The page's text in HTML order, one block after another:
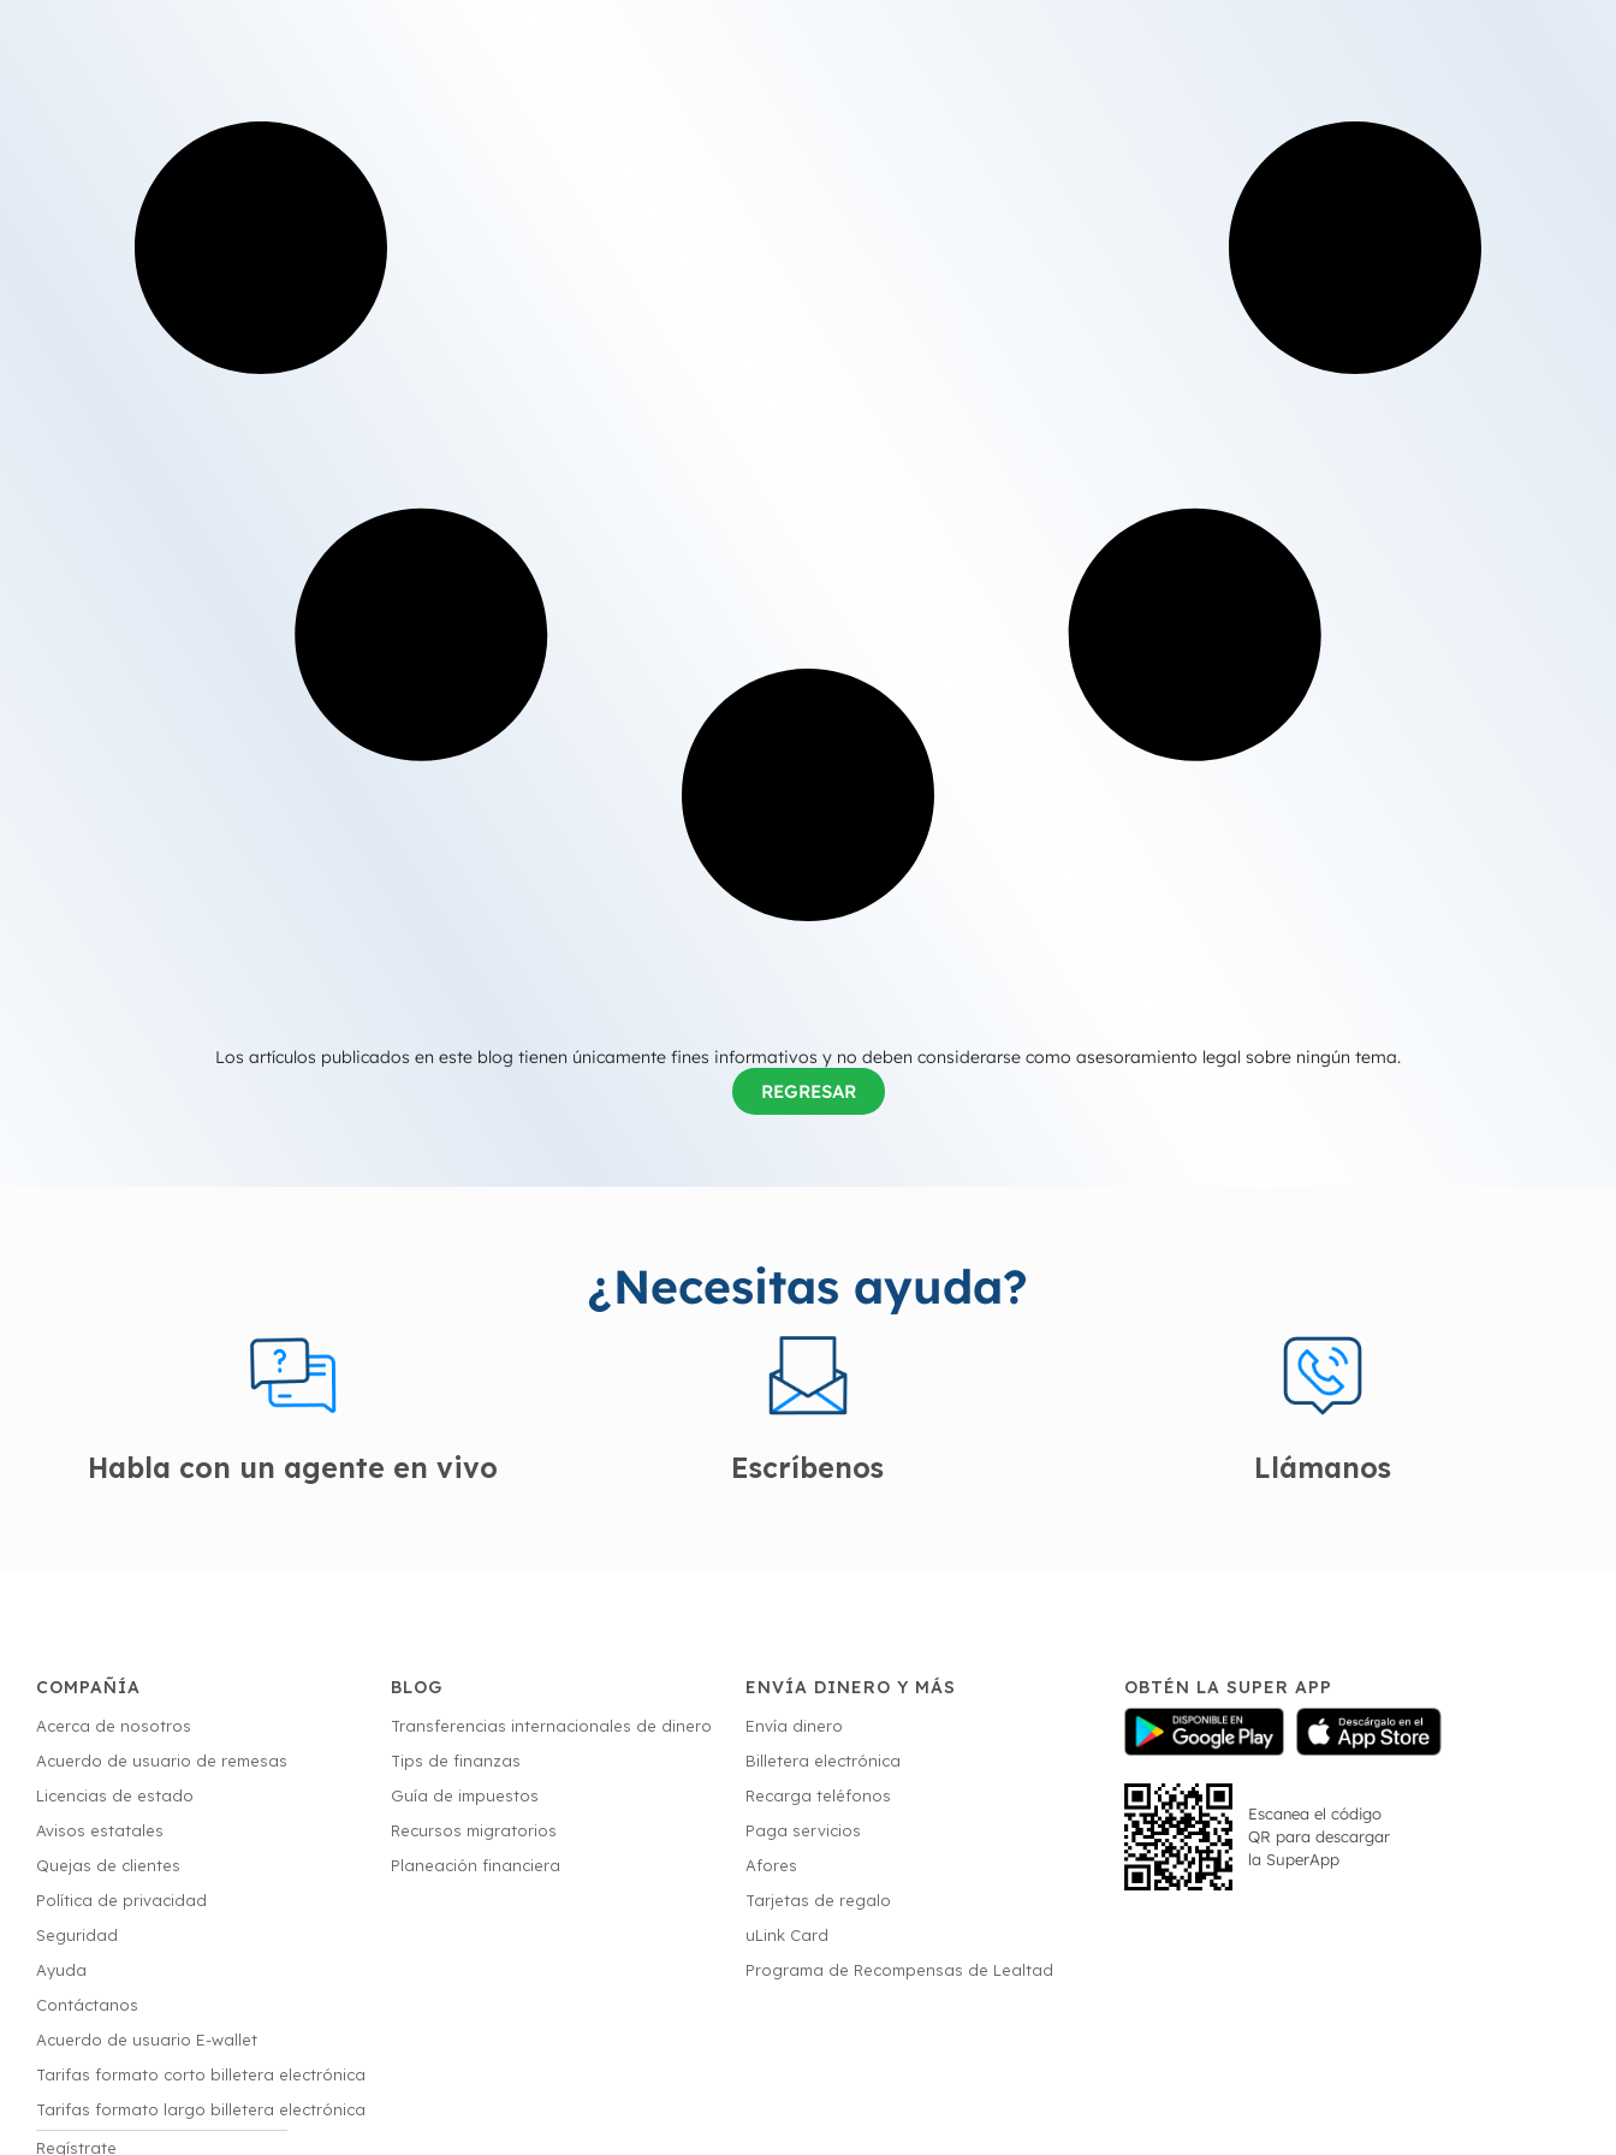
Los artículos publicados en este blog tienen únicamente fines informativos y no deben considerarse como asesoramiento legal sobre ningún tema.
REGRESAR
¿Necesitas ayuda?
Habla con un agente en vivo Escríbenos Llámanos
COMPAÑÍA
Acerca de nosotros
Acuerdo de usuario de remesas
Licencias de estado
Avisos estatales
Quejas de clientes
Política de privacidad
Seguridad
Ayuda
Contáctanos
Acuerdo de usuario E-wallet
Tarifas formato corto billetera electrónica
Tarifas formato largo billetera electrónica
Regístrate
BLOG
Transferencias internacionales de dinero
Tips de finanzas
Guía de impuestos
Recursos migratorios
Planeación financiera
ENVÍA DINERO Y MÁS
Envía dinero
Billetera electrónica
Recarga teléfonos
Paga servicios
Afores
Tarjetas de regalo
uLink Card
Programa de Recompensas de Lealtad
OBTÉN LA SUPER APP
Escanea el código
QR para descargar
la SuperApp